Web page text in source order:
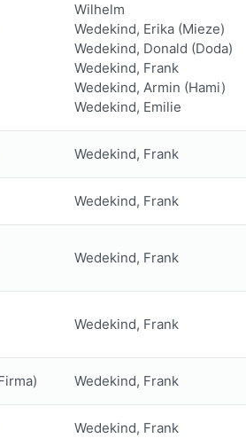
Wilhelm
Wedekind, Erika (Mieze)
Wedekind, Donald (Doda)
Wedekind, Frank
Wedekind, Armin (Hami)
Wedekind, Emilie
Wedekind, Frank
Wedekind, Frank
Wedekind, Frank
Wedekind, Frank
Wedekind, Frank
Wedekind, Frank